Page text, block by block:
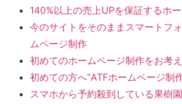
140%以上の売上UPを保証するホ
今のサイトをそのままスマートフ
ムページ制作
初めてのホームページ制作をお考え
初めての方へ”ATFホームページ制
スマホから予約殺到している果樹